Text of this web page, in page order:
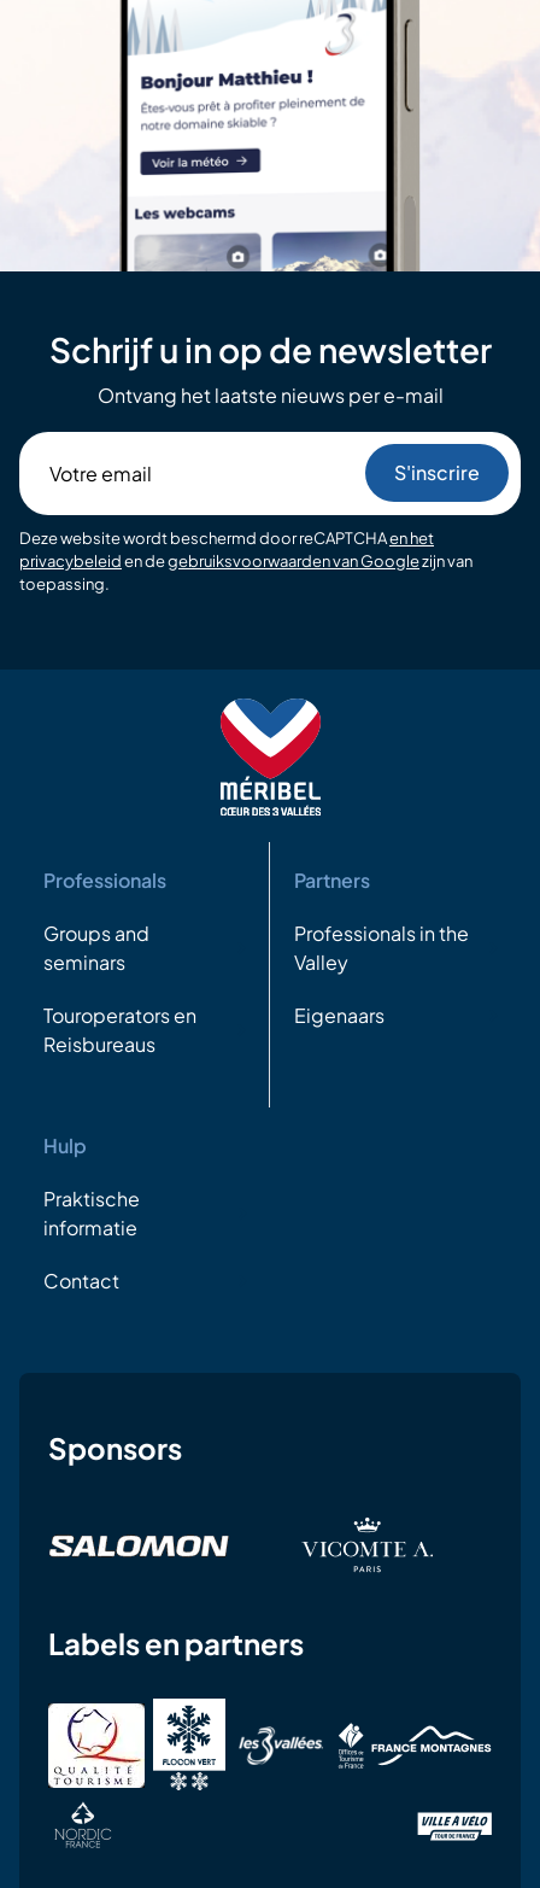
Schrijf u in op de newsletter
Ontvang het laatste nieuws per e-mail
email
Deze website wordt beschermd door reCAPTCHAen het
privacybeleiden degebruiksvoorwaarden van Googlezijn van
toepassing.
Professionals
Groups and
seminars
Touroperators en
Reisbureaus
Partners
Professionals in the
Valley
Eigenaars
Hulp
Praktische
informatie
Contact
Sponsors
Labels en partners